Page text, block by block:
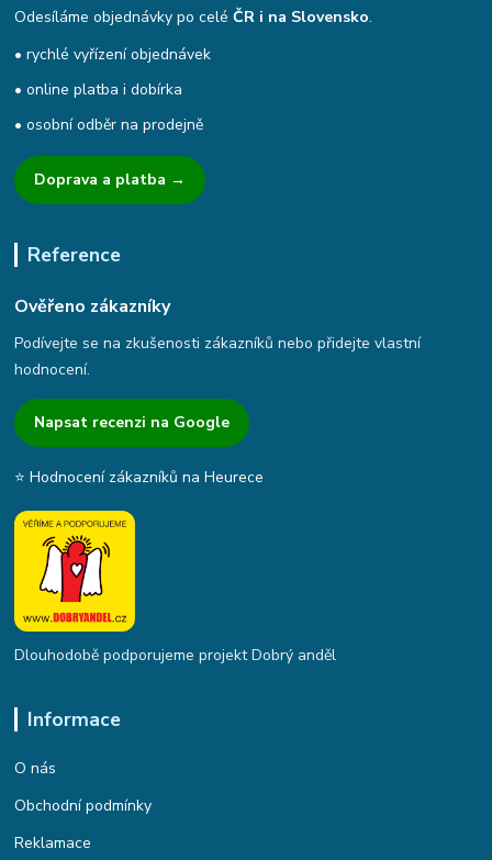
Odesíláme objednávky po celéČR i na Slovensko.
• rychlé vyřízení objednávek
• online platba i dobírka
• osobní odběr na prodejně
Doprava a platba →
Reference
Ověřeno zákazníky
Podívejte se na zkušenosti zákazníků nebo přidejte vlastní
hodnocení.
Napsat recenzi na Google
⭐ Hodnocení zákazníků na Heurece
Dlouhodobě podporujeme projekt Dobrý anděl
Informace
O nás
Obchodní podmínky
Reklamace